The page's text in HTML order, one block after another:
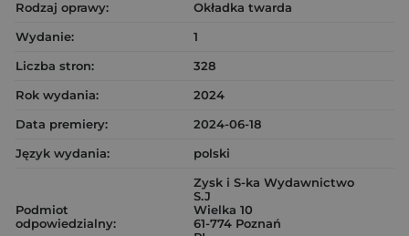
Rodzaj oprawy:
Okładka twarda
Wydanie:
1
Liczba stron:
328
Rok wydania:
2024
Data premiery:
2024-06-18
Język wydania:
polski
Podmiot
odpowiedzialny:
Zysk i S-ka Wydawnictwo
S.J
Wielka 10
61-774 Poznań